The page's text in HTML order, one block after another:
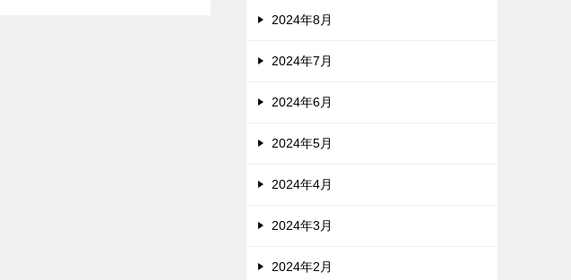
2024年8月
2024年7月
2024年6月
2024年5月
2024年4月
2024年3月
2024年2月